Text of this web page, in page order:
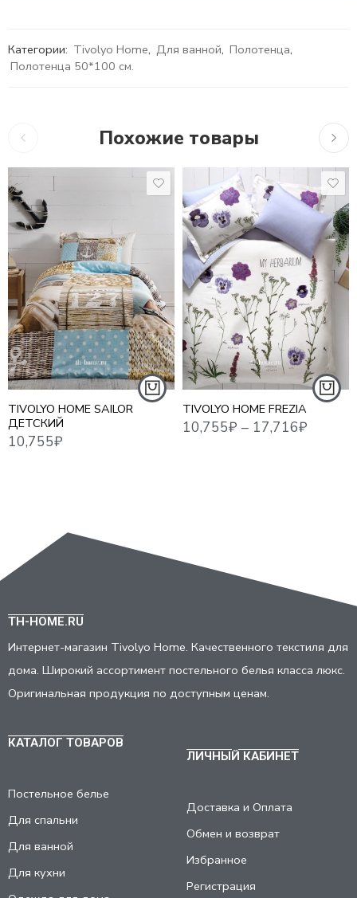
Категории: Tivolyo Home, Для ванной, Полотенца,
Полотенца 50*100 см.
Похожие товары
TIVOLYO HOME SAILOR
ДЕТСКИЙ
10,755₽
TIVOLYO HOME FREZIA
10,755₽–17,716₽
1,5 СПАЛЬНЫЙ
ЕВРО СТАНДАРТ
СЕМЕЙНЫЙ
TH-HOME.RU
Интернет-магазин Tivolyo Home. Качественного текстиля для
дома. Широкий ассортимент постельного белья класса люкс.
Оригинальная продукция по доступным ценам.
КАТАЛОГ ТОВАРОВ
Постельное белье
Для спальни
Для ванной
Для кухни
ЛИЧНЫЙ КАБИНЕТ
Доставка и Оплата
Обмен и возврат
Избранное
Регистрация